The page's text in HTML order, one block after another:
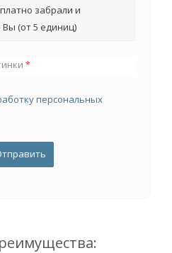
забрали и
(от 5 единиц)
*
персональных